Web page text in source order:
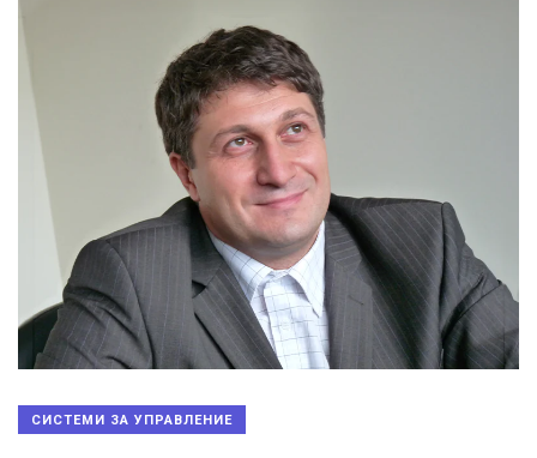
СИСТЕМИ ЗА УПРАВЛЕНИЕ